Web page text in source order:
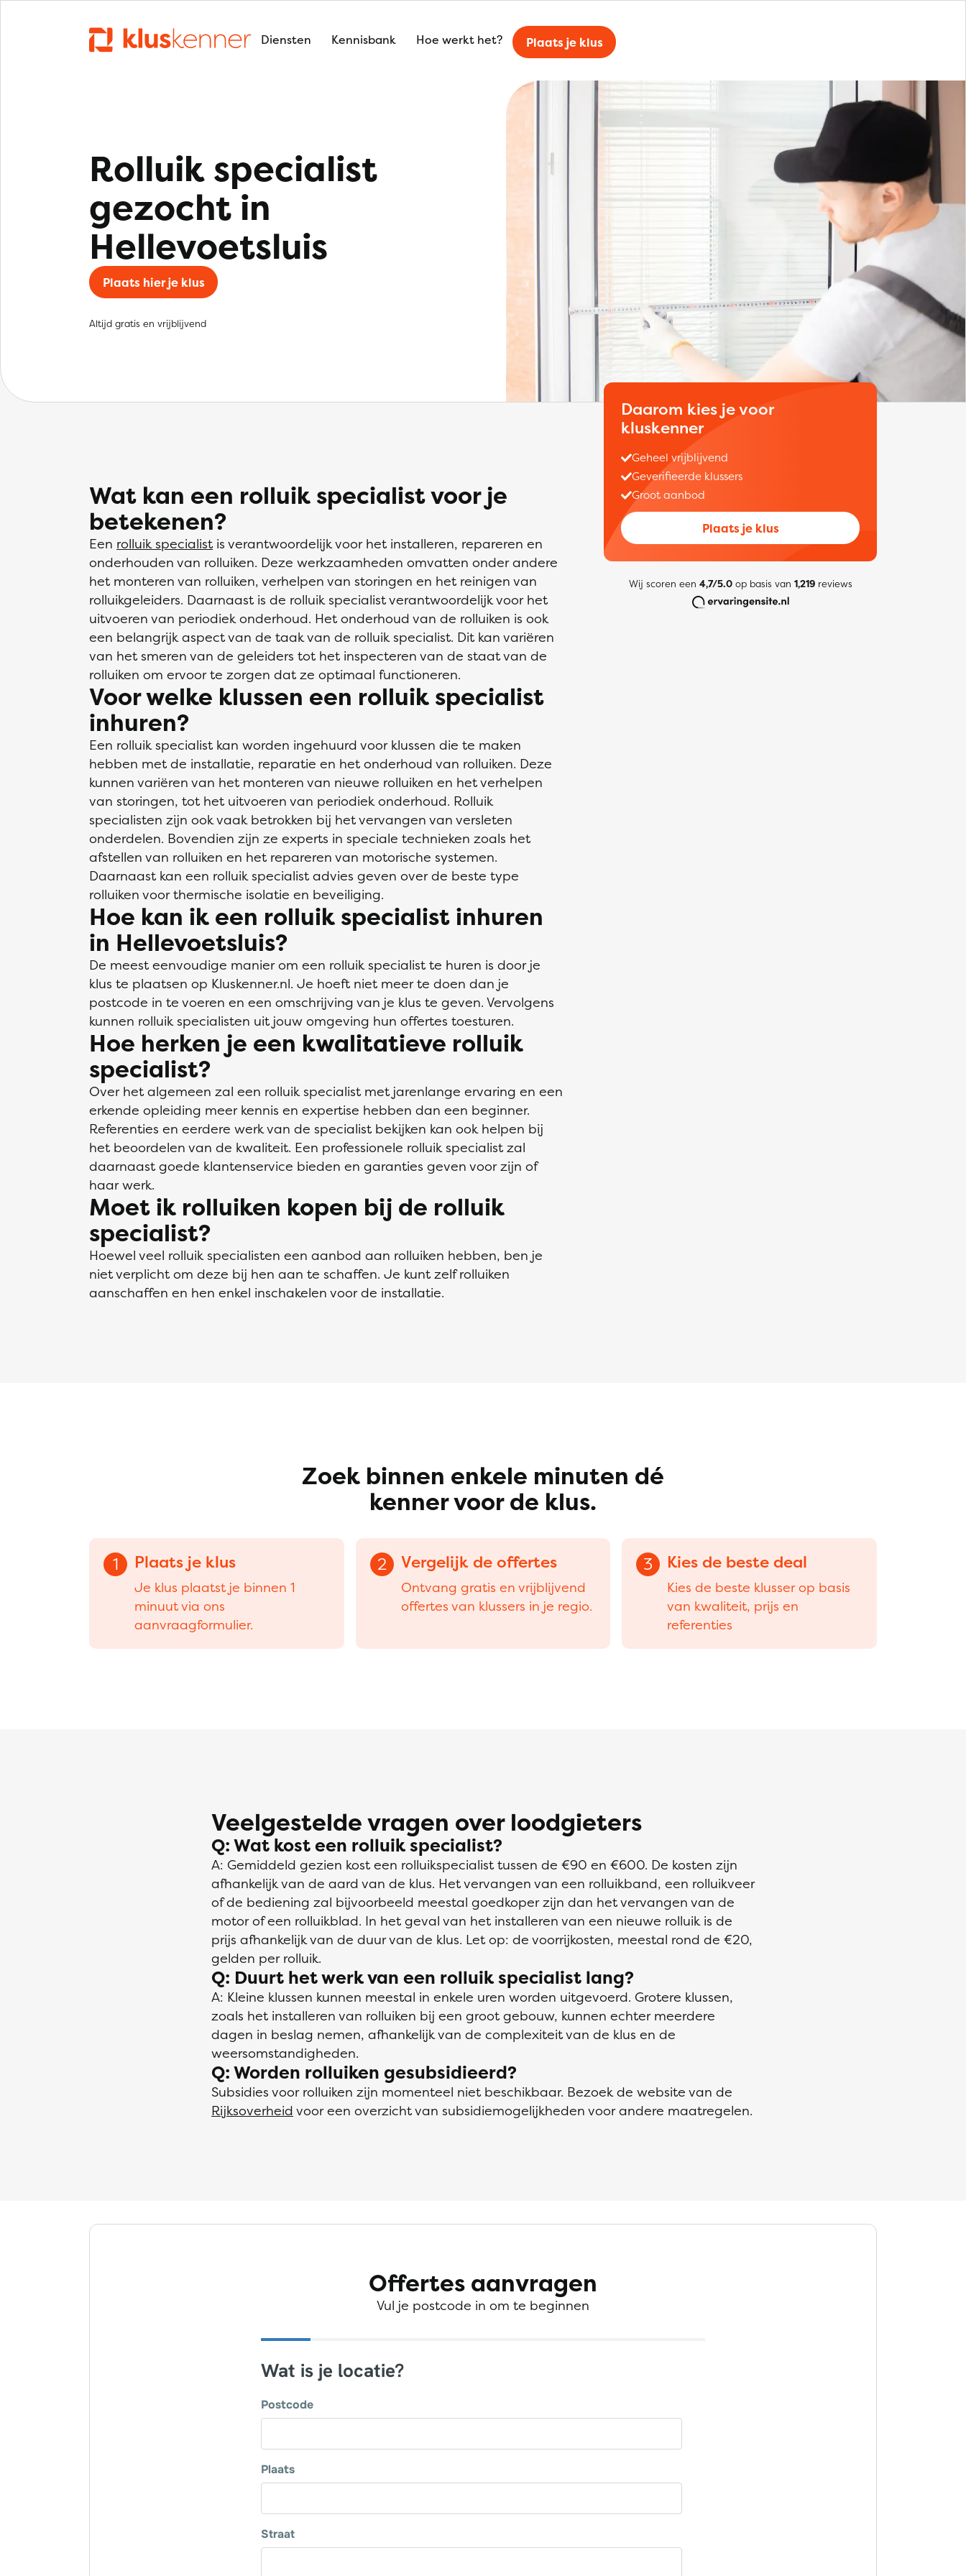
Diensten Kennisbank Hoe werkt het? Plaats je klus
Rolluik specialist
gezocht in
Hellevoetsluis
Plaats hier je klus
Altijd gratis en vrijblijvend
Wat kan een rolluik specialist voor je
betekenen?
Een rolluik specialist is verantwoordelijk voor het installeren, repareren en
onderhouden van rolluiken. Deze werkzaamheden omvatten onder andere
het monteren van rolluiken, verhelpen van storingen en het reinigen van
rolluikgeleiders. Daarnaast is de rolluik specialist verantwoordelijk voor het
uitvoeren van periodiek onderhoud. Het onderhoud van de rolluiken is ook
een belangrijk aspect van de taak van de rolluik specialist. Dit kan variëren
van het smeren van de geleiders tot het inspecteren van de staat van de
rolluiken om ervoor te zorgen dat ze optimaal functioneren.
Voor welke klussen een rolluik specialist
inhuren?
Een rolluik specialist kan worden ingehuurd voor klussen die te maken
hebben met de installatie, reparatie en het onderhoud van rolluiken. Deze
kunnen variëren van het monteren van nieuwe rolluiken en het verhelpen
van storingen, tot het uitvoeren van periodiek onderhoud. Rolluik
specialisten zijn ook vaak betrokken bij het vervangen van versleten
onderdelen. Bovendien zijn ze experts in speciale technieken zoals het
afstellen van rolluiken en het repareren van motorische systemen.
Daarnaast kan een rolluik specialist advies geven over de beste type
rolluiken voor thermische isolatie en beveiliging.
Hoe kan ik een rolluik specialist inhuren
in Hellevoetsluis?
De meest eenvoudige manier om een rolluik specialist te huren is door je
klus te plaatsen op Kluskenner.nl. Je hoeft niet meer te doen dan je
postcode in te voeren en een omschrijving van je klus te geven. Vervolgens
kunnen rolluik specialisten uit jouw omgeving hun offertes toesturen.
Hoe herken je een kwalitatieve rolluik
specialist?
Over het algemeen zal een rolluik specialist met jarenlange ervaring en een
erkende opleiding meer kennis en expertise hebben dan een beginner.
Referenties en eerdere werk van de specialist bekijken kan ook helpen bij
het beoordelen van de kwaliteit. Een professionele rolluik specialist zal
daarnaast goede klantenservice bieden en garanties geven voor zijn of
haar werk.
Moet ik rolluiken kopen bij de rolluik
specialist?
Hoewel veel rolluik specialisten een aanbod aan rolluiken hebben, ben je
niet verplicht om deze bij hen aan te schaffen. Je kunt zelf rolluiken
aanschaffen en hen enkel inschakelen voor de installatie.
Daarom kies je voor
kluskenner
Geheel vrijblijvend
Geverifieerde klussers
Groot aanbod
Plaats je klus
Wij scoren een 4,7/5.0op basis van 1,219reviews
Zoek binnen enkele minuten dé
kenner voor de klus.
1 Plaats je klus
Je klus plaatst je binnen 1
minuut via ons
aanvraagformulier.
2 Vergelijk de offertes
Ontvang gratis en vrijblijvend
offertes van klussers in je regio.
3 Kies de beste deal
Kies de beste klusser op basis
van kwaliteit, prijs en
referenties
Veelgestelde vragen over loodgieters
Q: Wat kost een rolluik specialist?
A: Gemiddeld gezien kost een rolluikspecialist tussen de €90 en €600. De kosten zijn
afhankelijk van de aard van de klus. Het vervangen van een rolluikband, een rolluikveer
of de bediening zal bijvoorbeeld meestal goedkoper zijn dan het vervangen van de
motor of een rolluikblad. In het geval van het installeren van een nieuwe rolluik is de
prijs afhankelijk van de duur van de klus. Let op: de voorrijkosten, meestal rond de €20,
gelden per rolluik.
Q: Duurt het werk van een rolluik specialist lang?
A: Kleine klussen kunnen meestal in enkele uren worden uitgevoerd. Grotere klussen,
zoals het installeren van rolluiken bij een groot gebouw, kunnen echter meerdere
dagen in beslag nemen, afhankelijk van de complexiteit van de klus en de
weersomstandigheden.
Q: Worden rolluiken gesubsidieerd?
Subsidies voor rolluiken zijn momenteel niet beschikbaar. Bezoek de website van de
Rijksoverheid voor een overzicht van subsidiemogelijkheden voor andere maatregelen.
Offertes aanvragen
Vul je postcode in om te beginnen